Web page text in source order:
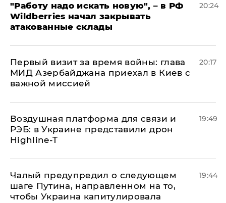
"Работу надо искать новую", – в РФ
Wildberries начал закрывать
атакованные склады
20:24
Первый визит за время войны: глава
МИД Азербайджана приехал в Киев с
важной миссией
20:17
Воздушная платформа для связи и
РЭБ: в Украине представили дрон
Highline-T
19:49
Чалый предупредил о следующем
шаге Путина, направленном на то,
чтобы Украина капитулировала
19:44